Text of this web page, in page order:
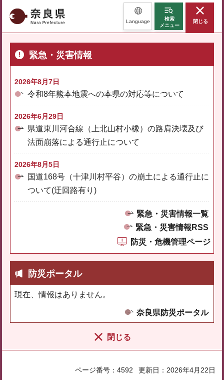
奈良県 Language
検索
メニュー
閉じる
緊急・災害情報
2026年8月7日
令和8年熊本地震への本県の対応等について
2026年6月29日
県道東川河合線（上北山村小橡）の路肩決壊及び
法面崩落による通行止について
2026年8月5日
国道168号（十津川村平谷）の崩土による通行止に
ついて(迂回路有り)
緊急・災害情報一覧
緊急・災害情報RSS
防災・危機管理ページ
防災ポータル
現在、情報はありません。
奈良県防災ポータル
閉じる
ページ番号：4592 更新日：2026年4月22日